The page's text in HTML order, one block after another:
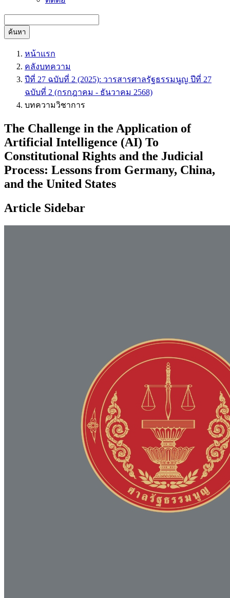
ค้นหา
หน้าแรก
คลังบทความ
ปีที่ 27 ฉบับที่ 2 (2025): วารสารศาลรัฐธรรมนูญ ปีที่ 27
ฉบับที่ 2 (กรกฎาคม - ธันวาคม 2568)
บทความวิชาการ
The Challenge in the Application of
Artificial Intelligence (AI) To
Constitutional Rights and the Judicial
Process: Lessons from Germany, China,
and the United States
Article Sidebar